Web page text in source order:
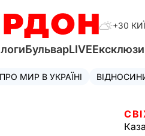
+30
БульварLIVE
МИР В УКРАЇНІ